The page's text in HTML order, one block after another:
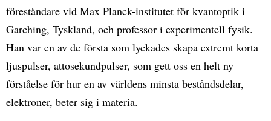
föreståndare vid Max Planck-institutet för kvantoptik i
Garching, Tyskland, och professor i experimentell fysik.
Han var en av de första som lyckades skapa extremt korta
ljuspulser, attosekundpulser, som gett oss en helt ny
förståelse för hur en av världens minsta beståndsdelar,
elektroner, beter sig i materia.